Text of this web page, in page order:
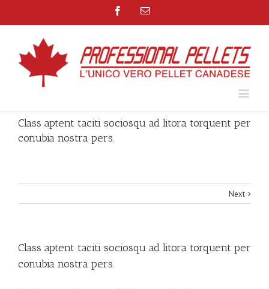
FacebookEmail
Class aptent taciti sociosqu ad litora torquent per
conubia nostra pers.
Next
Class aptent taciti sociosqu ad litora torquent per
conubia nostra pers.